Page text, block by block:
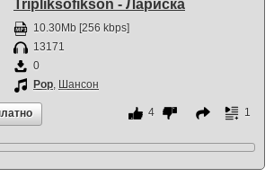
Tripliksofikson - Лариска
10.30Mb [256 kbps]
13171
0
Pop, Шансон
4 1